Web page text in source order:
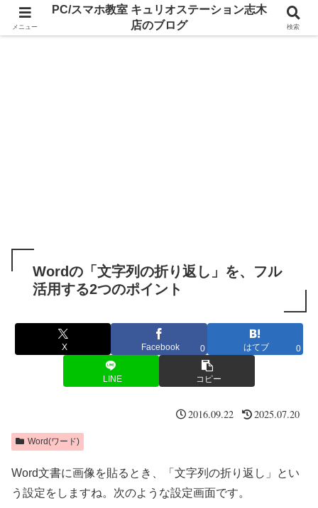
Wordの「文字列の折り返し」を、フル
活用する2つのポイント
X Facebook 0 はてブ 0
LINE コピー
2016.09.22 2025.07.20
Word(ワード)
Word文書に画像を貼るとき、「文字列の折り返し」とい
う設定をしますね。次のような設定画面です。
メニュー
PC/スマホ教室 キュリオステーション志木
店のブログ
検索